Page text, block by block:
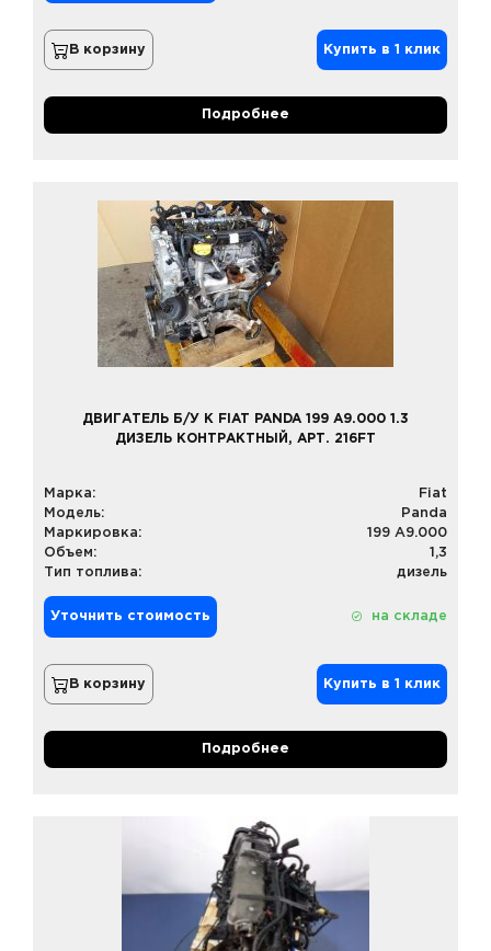
В корзину Купить в 1 клик
Подробнее
ДВИГАТЕЛЬ Б/У К FIAT PANDA 199 A9.000 1.3
ДИЗЕЛЬ КОНТРАКТНЫЙ, АРТ. 216FT
Марка:
Fiat
Модель:
Panda
Маркировка:
199 A9.000
Объем:
1,3
Тип топлива:
дизель
Уточнить стоимость на складе
В корзину Купить в 1 клик
Подробнее